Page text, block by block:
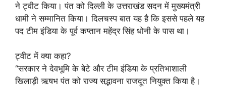
ने ट्वीट किया। पंत को दिल्ली के उत्तराखंड सदन में मुख्यमंत्री
धामी ने सम्मानित किया। दिलचस्प बात यह है कि इससे पहले यह
पद टीम इंडिया के पूर्व कप्तान महेंद्र सिंह धोनी के पास था।
ट्वीट में क्या कहा?
“सरकार ने देवभूमि के बेटे और टीम इंडिया के प्रतिभाशाली
खिलाड़ी ऋषभ पंत को राज्य सद्भावना राजदूत नियुक्त किया है।